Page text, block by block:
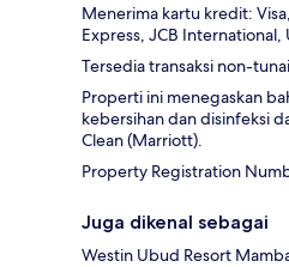
Menerima kartu kredit:
Express, JCB International,
Tersedia transaksi non-
Properti ini menegaskan
kebersihan dan disinfeksi
Clean (Marriott).
Property Registration
Juga dikenal sebagai
Westin Ubud Resort